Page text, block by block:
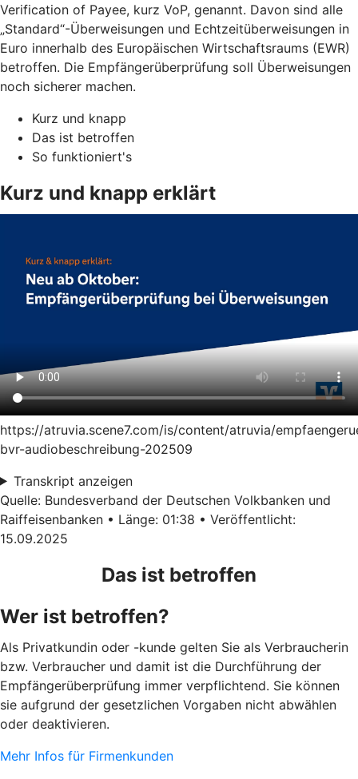
Verification of Payee, kurz VoP, genannt. Davon sind alle
„Standard“-Überweisungen und Echtzeitüberweisungen in
Euro innerhalb des Europäischen Wirtschaftsraums (EWR)
betroffen. Die Empfängerüberprüfung soll Überweisungen
noch sicherer machen.
Kurz und knapp
Das ist betroffen
So funktioniert's
Kurz und knapp erklärt
https://atruvia.scene7.com/is/content/atruvia/
bvr-audiobeschreibung-202509
Transkript anzeigen
Quelle: Bundesverband der Deutschen Volkbanken und
Raiffeisenbanken • Länge: 01:38 • Veröffentlicht:
15.09.2025
Das ist betroffen
Wer ist betroffen?
Als Privatkundin oder -kunde gelten Sie als Verbraucherin
bzw. Verbraucher und damit ist die Durchführung der
Empfängerüberprüfung immer verpflichtend. Sie können
sie aufgrund der gesetzlichen Vorgaben nicht abwählen
oder deaktivieren.
Mehr Infos für Firmenkunden